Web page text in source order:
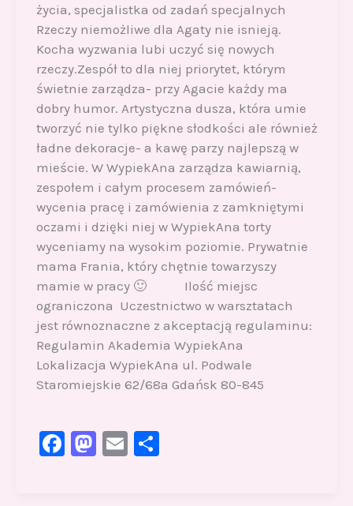
życia, specjalistka od zadań specjalnych
Rzeczy niemożliwe dla Agaty nie isnieją.
Kocha wyzwania lubi uczyć się nowych
rzeczy.Zespół to dla niej priorytet, którym
świetnie zarządza- przy Agacie każdy ma
dobry humor. Artystyczna dusza, która umie
tworzyć nie tylko piękne słodkości ale również
ładne dekoracje- a kawę parzy najlepszą w
mieście. W WypiekAna zarządza kawiarnią,
zespołem i całym procesem zamówień-
wycenia pracę i zamówienia z zamkniętymi
oczami i dzięki niej w WypiekAna torty
wyceniamy na wysokim poziomie. Prywatnie
mama Frania, który chętnie towarzyszy
mamie w pracy 🙂 Ilość miejsc
ograniczona Uczestnictwo w warsztatach
jest równoznaczne z akceptacją regulaminu:
Regulamin Akademia WypiekAna
Lokalizacja WypiekAna ul. Podwale
Staromiejskie 62/68a Gdańsk 80-845
F
M E S